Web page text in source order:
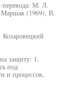
перевода: М. Л.
(1969), В.
защиту: 1.
под
и процессов,